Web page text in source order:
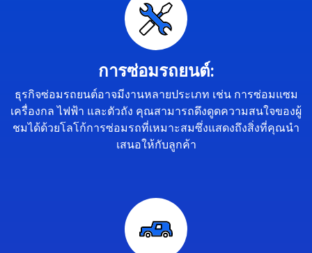
การซ่อมรถยนต์:
ธุรกิจซ่อมรถยนต์อาจมีงานหลายประเภท เช่น การซ่อมแซม
เครื่องกล ไฟฟ้า และตัวถัง คุณสามารถดึงดูดความสนใจของผู้
ชมได้ด้วยโลโก้การซ่อมรถที่เหมาะสมซึ่งแสดงถึงสิ่งที่คุณนำ
เสนอให้กับลูกค้า